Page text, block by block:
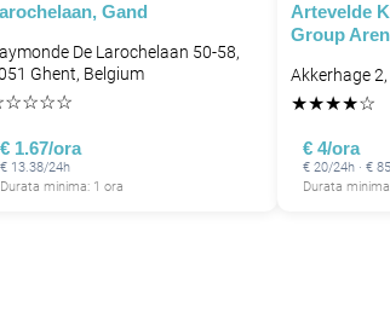
Gand
De Larochelaan 50-58,
Ghent, Belgium
☆☆☆☆
€ 1.67/ora
€ 13.38/24h
Durata minima: 1 ora
Artevelde
Group
Akkerhage
★★★★☆
€ 4/ora
€ 20/24h · €
Durata